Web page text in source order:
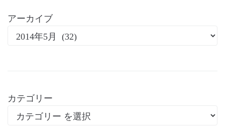
アーカイブ
カテゴリー